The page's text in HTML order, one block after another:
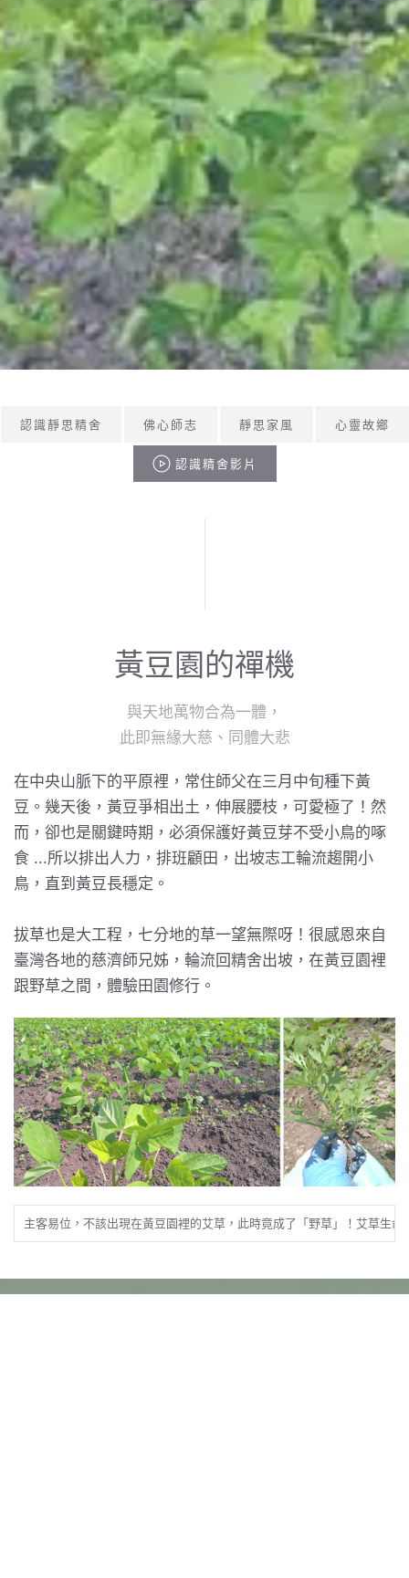
認識靜思精舍 佛心師志 靜思家風 心靈故鄉
認識精舍影片
黃豆園的禪機
與天地萬物合為一體，
此即無緣大慈、同體大悲
在中央山脈下的平原裡，常住師父在三月中旬種下黃
豆。幾天後，黃豆爭相出土，伸展腰枝，可愛極了！然
而，卻也是關鍵時期，必須保護好黃豆芽不受小鳥的啄
食 ...所以排出人力，排班顧田，出坡志工輪流趨開小
鳥，直到黃豆長穩定。
拔草也是大工程，七分地的草一望無際呀！很感恩來自
臺灣各地的慈濟師兄姊，輪流回精舍出坡，在黃豆園裡
跟野草之間，體驗田園修行。
主客易位，不該出現在黃豆園裡的艾草，此時竟成了「野草」！艾草生